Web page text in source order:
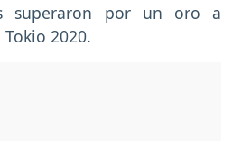
superaron por un oro a
2020.